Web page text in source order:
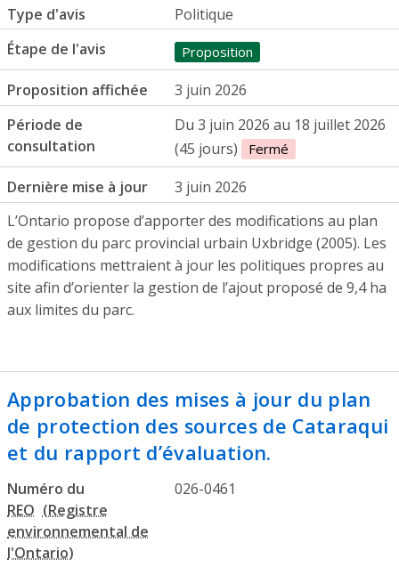
Type d'avis
Politique
Étape de l'avis
Proposition
Proposition affichée
3 juin 2026
Période de
consultation
Du 3 juin 2026 au 18 juillet 2026
(45 jours)
Fermé
Dernière mise à jour
3 juin 2026
L’Ontario propose d’apporter des modifications au plan
de gestion du parc provincial urbain Uxbridge (2005). Les
modifications mettraient à jour les politiques propres au
site afin d’orienter la gestion de l’ajout proposé de 9,4 ha
aux limites du parc.
Approbation des mises à jour du plan
de protection des sources de Cataraqui
et du rapport d’évaluation.
Numéro du
REO
026-0461